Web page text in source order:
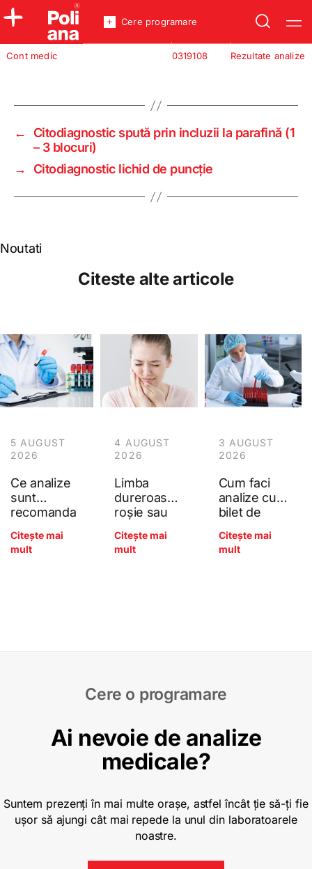
Policlinica
Cont medic Rezultate analize
0319108
Cere programare
←
Citodiagnostic spută prin incluzii la parafină (1
– 3 blocuri)
→
Citodiagnostic lichid de puncţie
Noutati
Citeste alte articole
5 AUGUST
2026
Ce analize
sunt
recomanda
pentru
adulți?
Citește mai
mult
4 AUGUST
2026
Limba
dureroasă,
roșie sau
(glosita): ce
arată
Citește mai
mult
3 AUGUST
2026
Cum faci
analize cu
bilet de
Poliana?
Citește mai
mult
Cere o programare
Ai nevoie de analize
medicale?
Suntem prezenți în mai multe orașe, astfel încât ție să-ți fie
ușor să ajungi cât mai repede la unul din laboratoarele
noastre.